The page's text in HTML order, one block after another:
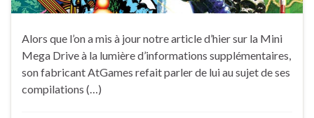
Alors que l’on a mis à jour notre article d’hier sur la Mini
Mega Drive à la lumière d’informations supplémentaires,
son fabricant AtGames refait parler de lui au sujet de ses
compilations (…)